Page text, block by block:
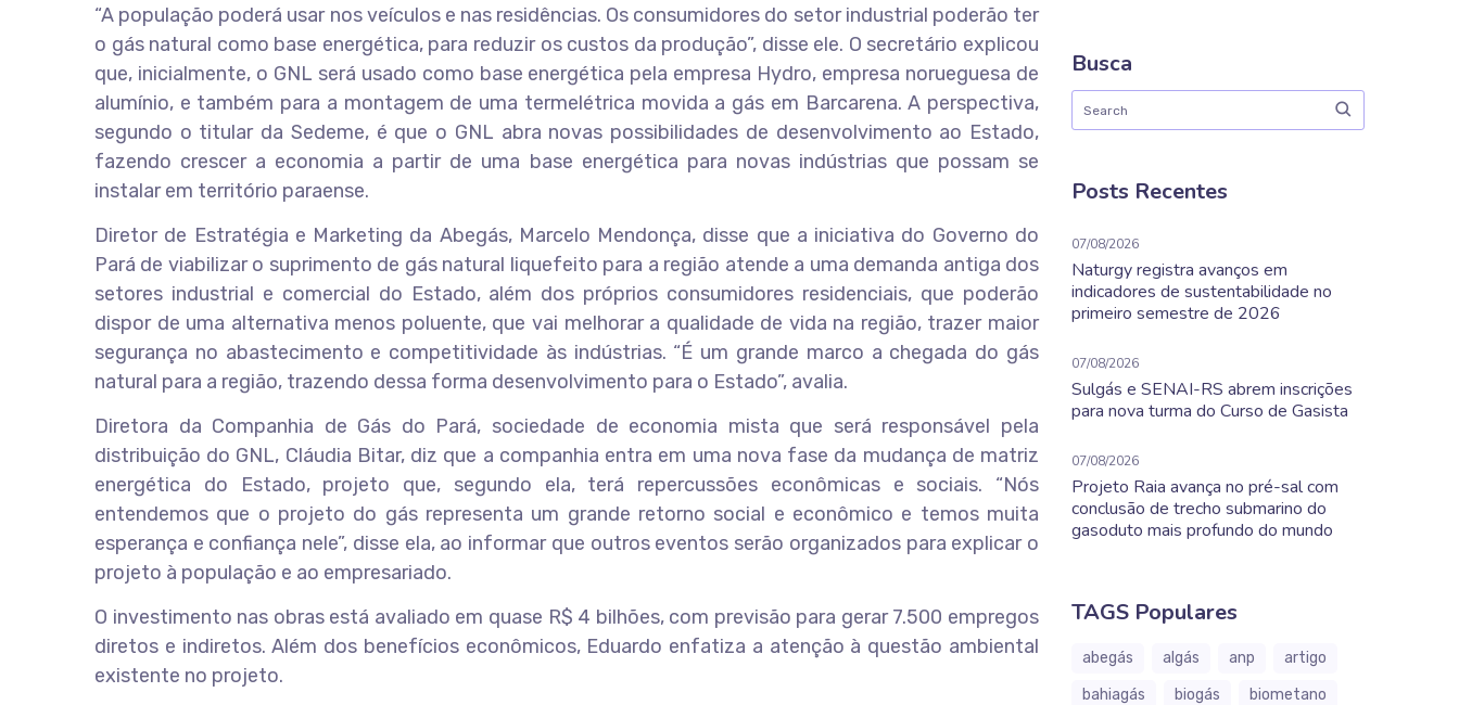
“A população poderá usar nos veículos e nas residências. Os consumidores do setor industrial poderão ter
o gás natural como base energética, para reduzir os custos da produção”, disse ele. O secretário explicou
que, inicialmente, o GNL será usado como base energética pela empresa Hydro, empresa norueguesa de
alumínio, e também para a montagem de uma termelétrica movida a gás em Barcarena. A perspectiva,
segundo o titular da Sedeme, é que o GNL abra novas possibilidades de desenvolvimento ao Estado,
fazendo crescer a economia a partir de uma base energética para novas indústrias que possam se
instalar em território paraense.
Diretor de Estratégia e Marketing da Abegás, Marcelo Mendonça, disse que a iniciativa do Governo do
Pará de viabilizar o suprimento de gás natural liquefeito para a região atende a uma demanda antiga dos
setores industrial e comercial do Estado, além dos próprios consumidores residenciais, que poderão
dispor de uma alternativa menos poluente, que vai melhorar a qualidade de vida na região, trazer maior
segurança no abastecimento e competitividade às indústrias. “É um grande marco a chegada do gás
natural para a região, trazendo dessa forma desenvolvimento para o Estado”, avalia.
Diretora da Companhia de Gás do Pará, sociedade de economia mista que será responsável pela
distribuição do GNL, Cláudia Bitar, diz que a companhia entra em uma nova fase da mudança de matriz
energética do Estado, projeto que, segundo ela, terá repercussões econômicas e sociais. “Nós
entendemos que o projeto do gás representa um grande retorno social e econômico e temos muita
esperança e confiança nele”, disse ela, ao informar que outros eventos serão organizados para explicar o
projeto à população e ao empresariado.
O investimento nas obras está avaliado em quase R$ 4 bilhões, com previsão para gerar 7.500 empregos
diretos e indiretos. Além dos benefícios econômicos, Eduardo enfatiza a atenção à questão ambiental
existente no projeto.
Busca
Posts Recentes
07/08/2026
Naturgy registra avanços em
indicadores de sustentabilidade no
primeiro semestre de 2026
07/08/2026
Sulgás e SENAI-RS abrem inscrições
para nova turma do Curso de Gasista
07/08/2026
Projeto Raia avança no pré-sal com
conclusão de trecho submarino do
gasoduto mais profundo do mundo
TAGS Populares
abegás algás anp
artigo
bahiagás
biogás
biometano